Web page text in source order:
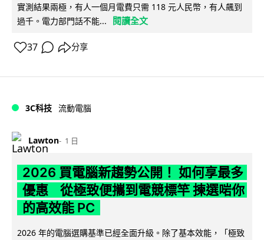
實測結果兩極，有人一個月電費只需 118 元人民幣，有人飆到
過千。電力部門話不能...
閱讀全文
37 分享
3C科技 流動電腦
Lawton 1 日
2026 買電腦新趨勢公開！ 如何享最多
優惠 從極致便攜到電競標竿 揀選啱你
的高效能 PC
2026 年的電腦選購基準已經全面升級。除了基本效能，「極致